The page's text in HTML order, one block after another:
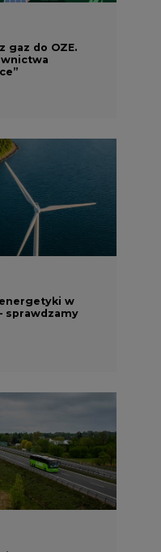
gaz do OZE.
w
sprawdzamy